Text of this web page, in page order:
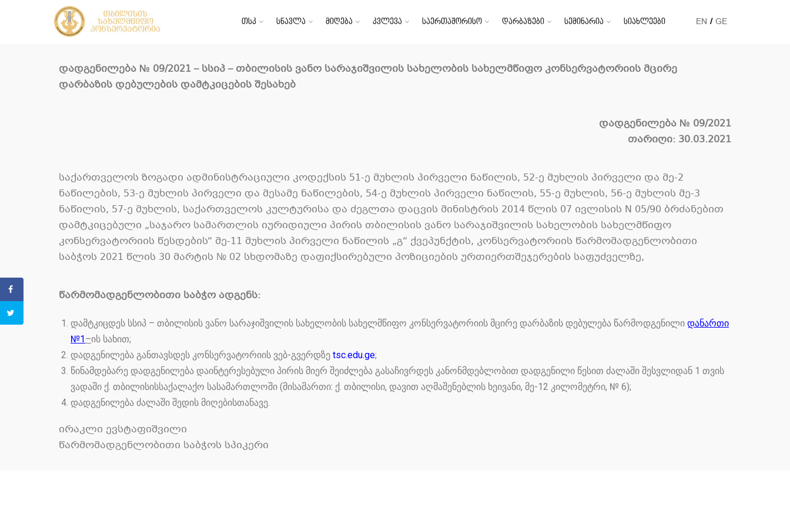
თსკ სწავლა მიღება კვლევა საერთაშორისო დარბაზები სემინარია სიახლეები EN GE
დადგენილება № 09/2021 – სსიპ – თბილისის ვანო სარაჯიშვილის სახელობის სახელმწიფო კონსერვატორიის მცირე
დარბაზის დებულების დამტკიცების შესახებ
დადგენილება № 09/2021
თარიღი: 30.03.2021
საქართველოს ზოგადი ადმინისტრაციული კოდექსის 51-ე მუხლის პირველი ნაწილის, 52-ე მუხლის პირველი და მე-2
ნაწილების, 53-ე მუხლის პირველი და მესამე ნაწილების, 54-ე მუხლის პირველი ნაწილის, 55-ე მუხლის, 56-ე მუხლის მე-3
ნაწილის, 57-ე მუხლის, საქართველოს კულტურისა და ძეგლთა დაცვის მინისტრის 2014 წლის 07 ივლისის N 05/90 ბრძანებით
დამტკიცებული „საჯარო სამართლის იურიდიული პირის თბილისის ვანო სარაჯიშვილის სახელობის სახელმწიფო
კონსერვატორიის წესდების“ მე-11 მუხლის პირველი ნაწილის „გ“ ქვეპუნქტის, კონსერვატორიის წარმომადგენლობითი
საბჭოს 2021 წლის 30 მარტის № 02 სხდომაზე დაფიქსირებული პოზიციების ურთიერთშეჯერების საფუძველზე,
წარმომადგენლობითი საბჭო ადგენს:
დამტკიცდეს სსიპ – თბილისის ვანო სარაჯიშვილის სახელობის სახელმწიფო კონსერვატორიის მცირე დარბაზის დებულება წარმოდგენილი დანართი
№1–ის სახით;
დადგენილება განთავსდეს კონსერვატორიის ვებ-გვერდზე tsc.edu.ge;
წინამდებარე დადგენილება დაინტერესებული პირის მიერ შეიძლება გასაჩივრდეს კანონმდებლობით დადგენილი წესით ძალაში შესვლიდან 1 თვის
ვადაში ქ. თბილისისსაქალაქო სასამართლოში (მისამართი: ქ. თბილისი, დავით აღმაშენებლის ხეივანი, მე-12 კილომეტრი, № 6);
დადგენილება ძალაში შედის მიღებისთანავე.
ირაკლი ევსტაფიშვილი
წარმომადგენლობითი საბჭოს სპიკერი